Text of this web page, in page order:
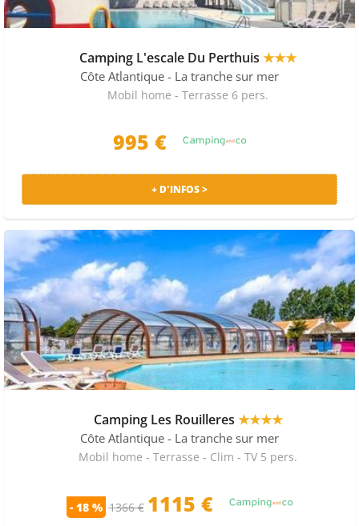
Camping L'escale Du Perthuis ★★★
Côte Atlantique - La tranche sur mer
Mobil home - Terrasse 6 pers.
995 €
+ D'INFOS >
Camping Les Rouilleres ★★★★
Côte Atlantique - La tranche sur mer
Mobil home - Terrasse - Clim - TV 5 pers.
- 18 % 1366 € 1115 €